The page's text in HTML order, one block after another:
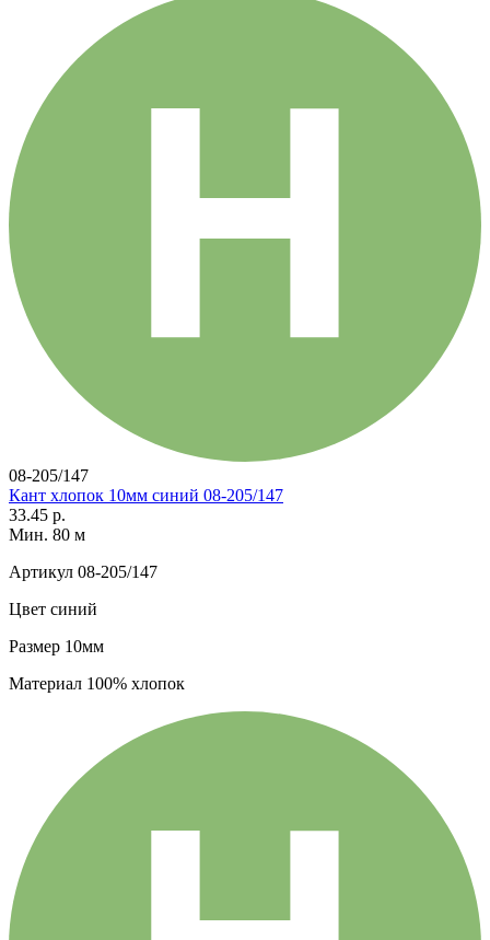
08-205/147
Кант хлопок 10мм синий 08-205/147
33.45 р.
Мин. 80 м
Артикул 08-205/147
Цвет синий
Размер 10мм
Материал 100% хлопок